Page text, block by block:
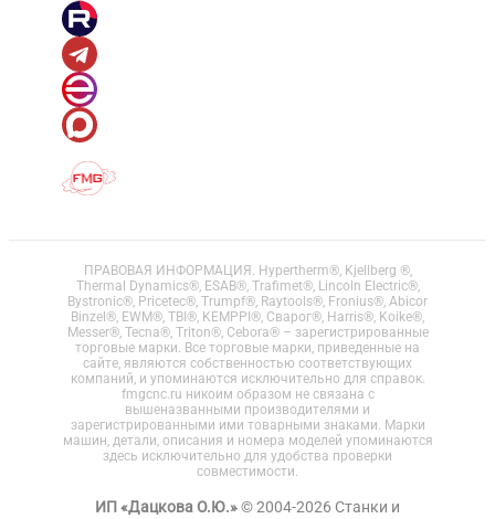
ПРАВОВАЯ ИНФОРМАЦИЯ. Hypertherm®, Kjellberg ®,
Thermal Dynamics®, ESAB®, Trafimet®, Lincoln Electric®,
Bystronic®, Pricetec®, Trumpf®, Raytools®, Fronius®, Abicor
Binzel®, EWM®, TBI®, KEMPPI®, Сварог®, Harris®, Koike®,
Messer®, Tecna®, Triton®, Cebora® – зарегистрированные
торговые марки. Все торговые марки, приведенные на
сайте, являются собственностью соответствующих
компаний, и упоминаются исключительно для справок.
fmgcnc.ru никоим образом не связана с
вышеназванными производителями и
зарегистрированными ими товарными знаками. Марки
машин, детали, описания и номера моделей упоминаются
здесь исключительно для удобства проверки
совместимости.
ИП «Дацкова О.Ю.»© 2004-2026 Станки и